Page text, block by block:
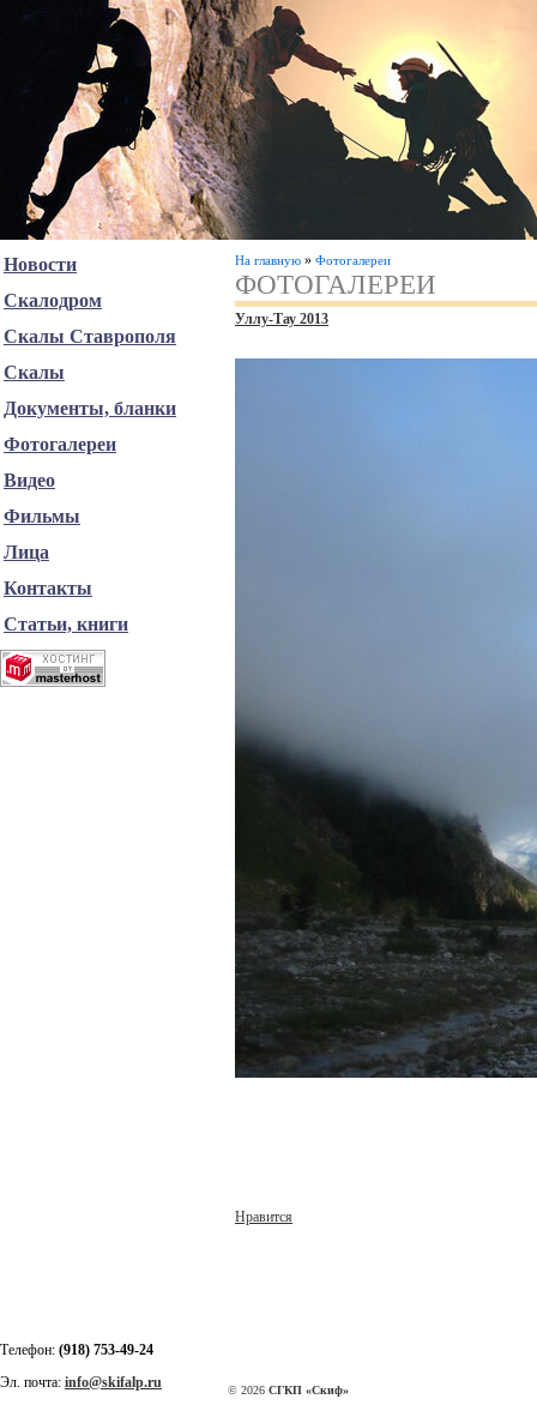
На главную » Фотогалереи
ФОТОГАЛЕРЕИ
Уллу-Тау 2013
Нравится
Новости
Скалодром
Скалы Ставрополя
Скалы
Документы, бланки
Фотогалереи
Видео
Фильмы
Лица
Контакты
Статьи, книги
Телефон: (918) 753-49-24
Эл. почта: info@skifalp.ru © 2026 СГКП «Скиф»